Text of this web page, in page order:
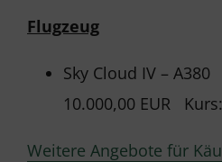
Flugzeug
Sky Cloud IV –
10.000,00 EUR
Weitere Angebote für